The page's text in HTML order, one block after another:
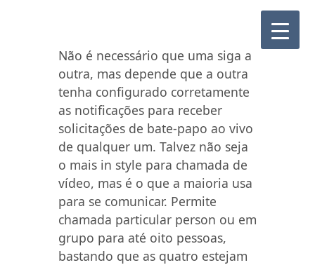
Não é necessário que uma siga a
outra, mas depende que a outra
tenha configurado corretamente
as notificações para receber
solicitações de bate-papo ao vivo
de qualquer um. Talvez não seja
o mais in style para chamada de
vídeo, mas é o que a maioria usa
para se comunicar. Permite
chamada particular person ou em
grupo para até oito pessoas,
bastando que as quatro estejam